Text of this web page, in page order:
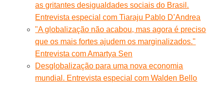
as gritantes desigualdades sociais do Brasil.
Entrevista especial com Tiaraju Pablo D’Andrea
"A globalização não acabou, mas agora é preciso
que os mais fortes ajudem os marginalizados."
Entrevista com Amartya Sen
Desglobalização para uma nova economia
mundial. Entrevista especial com Walden Bello